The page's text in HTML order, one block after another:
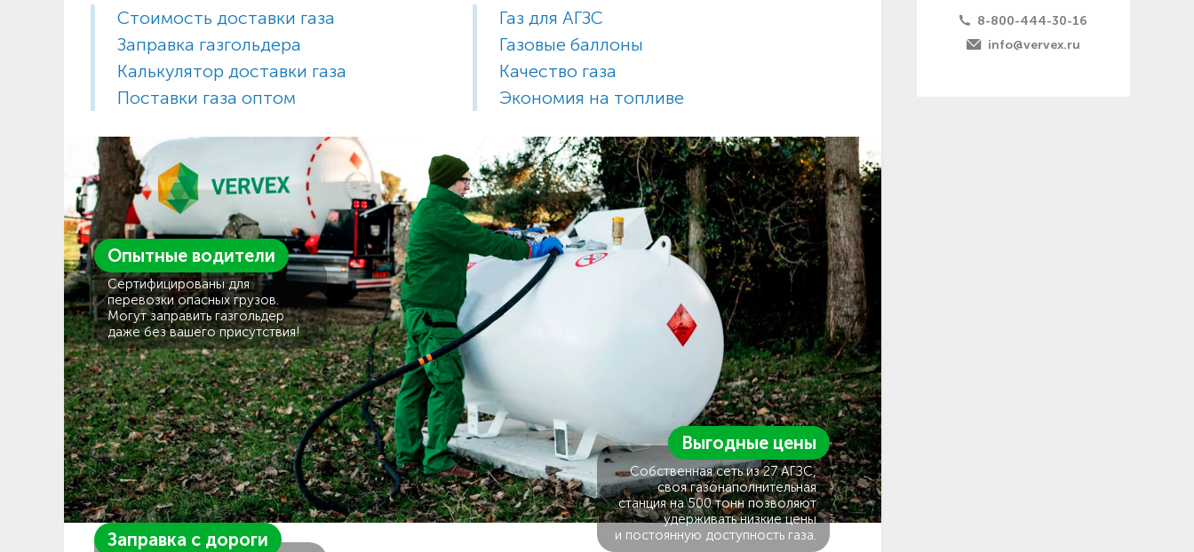
Стоимость доставки газа
Заправка газгольдера
Калькулятор доставки газа
Поставки газа оптом
Газ для АГЗС
Газовые баллоны
Качество газа
Экономия на топливе
Опытные водители
Сертифицированы для
перевозки опасных грузов.
Могут заправить газгольдер
даже без вашего присутствия!
Заправка с дороги
Выгодные цены
Собственная сеть из 27 АГЗС,
своя газонаполнительная
станция на 500 тонн позволяют
удерживать низкие цены
и постоянную доступность газа.
8-800-444-30-16
info@vervex.ru